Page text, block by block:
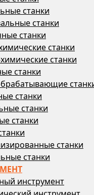
станки
станки
станки
станки
станки
станки
станки
станки
станки
станки
станки
инструмент